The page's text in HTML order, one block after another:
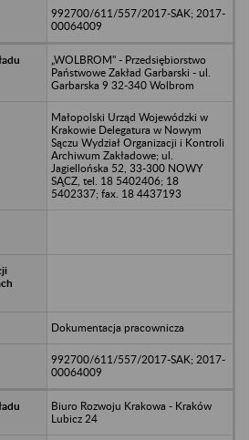
992700/611/557/2017-SAK; 2017-
00064009
„WOLBROM" - Przedsiębiorstwo
Państwowe Zakład Garbarski - ul.
Garbarska 9 32-340 Wolbrom
Małopolski Urząd Wojewódzki w
Krakowie Delegatura w Nowym
Sączu Wydział Organizacji i Kontroli
Archiwum Zakładowe; ul.
Jagiellońska 52, 33-300 NOWY
SĄCZ, tel. 18 5402406; 18
5402337; fax. 18 4437193
Dokumentacja pracownicza
992700/611/557/2017-SAK; 2017-
00064009
Biuro Rozwoju Krakowa - Kraków
Lubicz 24